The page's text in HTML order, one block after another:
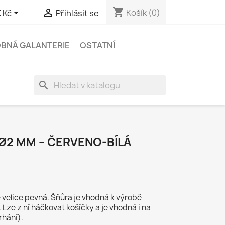
Kč  Přihlásit se shopping_cart Košík (0)
GALANTERIE
OSTATNÍ
search
MM – ČERVENO-BÍLÁ
velice pevná. Šňůra je vhodná k výrobě
z ní háčkovat košíčky a je vhodná i na